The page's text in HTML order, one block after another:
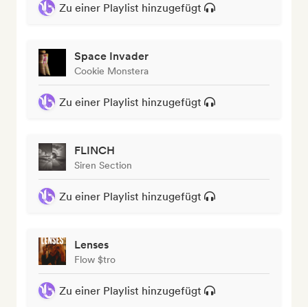
Zu einer Playlist hinzugefügt
Space Invader
Cookie Monstera
Zu einer Playlist hinzugefügt
FLINCH
Siren Section
Zu einer Playlist hinzugefügt
Lenses
Flow $tro
Zu einer Playlist hinzugefügt